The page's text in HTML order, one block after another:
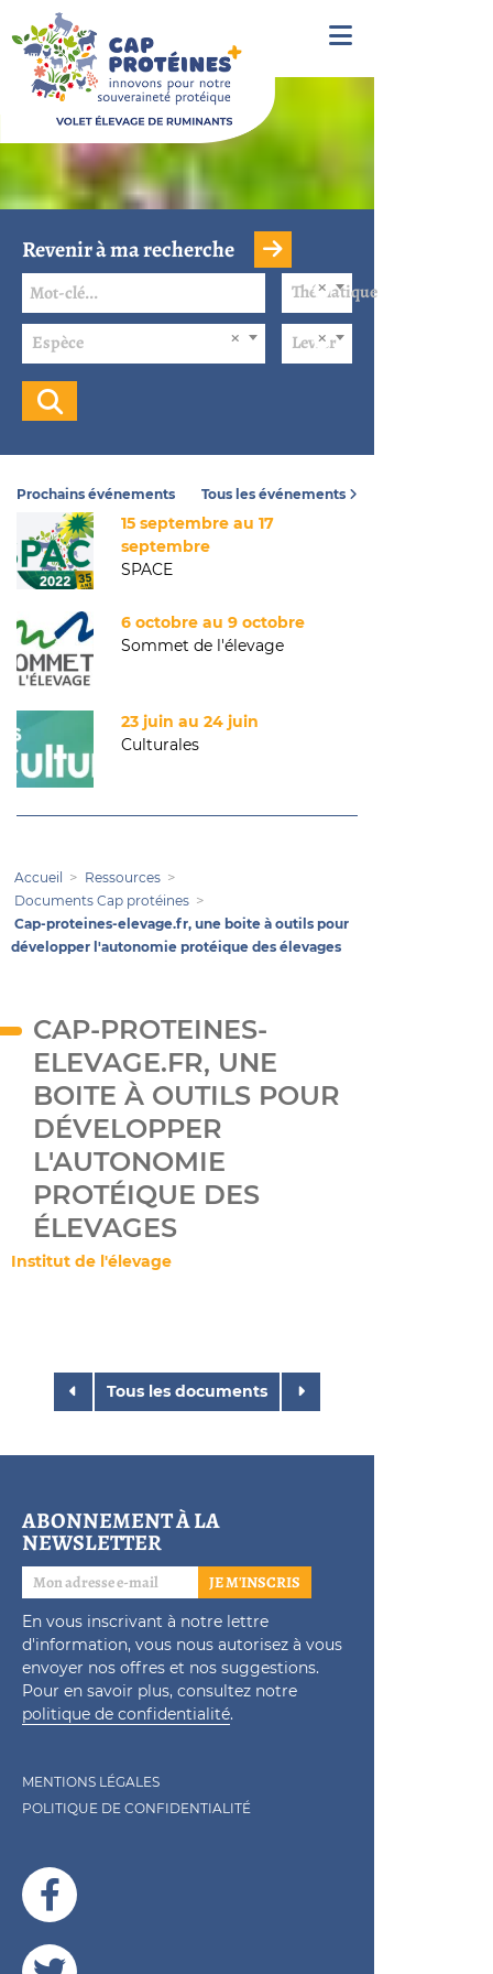
Revenir à ma recherche
Thématique
Espèce Levier
Prochains événements
15 septembre au 17
septembre
SPACE
6 octobre au 9 octobre
Sommet de l'élevage
23 juin au 24 juin
Culturales
Tous les événements
Accueil
Ressources
Documents Cap protéines
Cap-proteines-elevage.fr, une boite à outils pour
développer l'autonomie protéique des élevages
CAP-PROTEINES-
ELEVAGE.FR, UNE
BOITE À OUTILS POUR
DÉVELOPPER
L'AUTONOMIE
PROTÉIQUE DES
ÉLEVAGES
Institut de l'élevage
Tous les documents
ABONNEMENT À LA
NEWSLETTER
JE M'INSCRIS
En vous inscrivant à notre lettre
d'information, vous nous autorisez à vous
envoyer nos offres et nos suggestions.
Pour en savoir plus, consultez notre
politique de confidentialité.
MENTIONS LÉGALES
POLITIQUE DE CONFIDENTIALITÉ